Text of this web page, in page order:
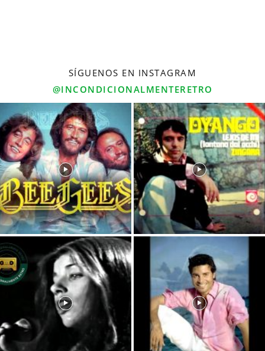
SÍGUENOS EN INSTAGRAM
@INCONDICIONALMENTERETRO